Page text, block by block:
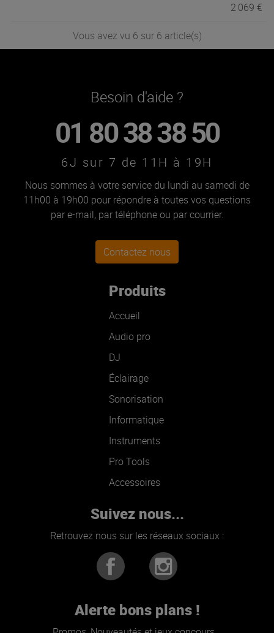
2 069 €
Vous avez vu 6 sur 6 article(s)
Besoin d'aide ?
01 80 38 38 50
6J sur 7 de 11H à 19H
Nous sommes à votre service du lundi au samedi de
11h00 à 19h00 pour répondre à toutes vos questions
par e-mail, par téléphone ou par courrier.
Contactez nous
Produits
Accueil
Audio pro
DJ
Éclairage
Sonorisation
Informatique
Instruments
Pro Tools
Accessoires
Suivez nous...
Retrouvez nous sur les réseaux sociaux :
Alerte bons plans !